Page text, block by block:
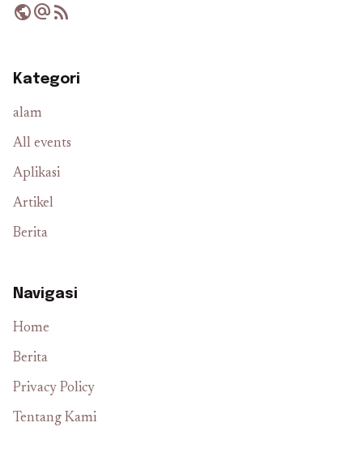
publicalternate_emailrss_feed
Kategori
alam
All events
Aplikasi
Artikel
Berita
Navigasi
Home
Berita
Privacy Policy
Tentang Kami